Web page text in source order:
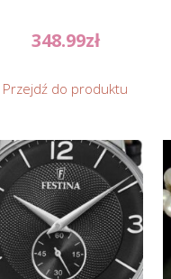
348.99zł
Przejdź do produktu